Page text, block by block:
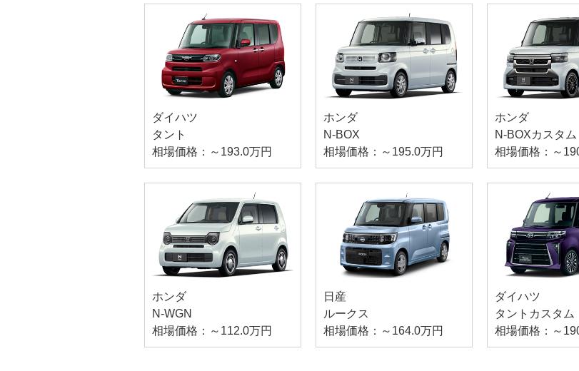
ダイハツ
タント
相場価格：～193.0万円
ホンダ
N-BOX
相場価格：～195.0万円
ホンダ
N-BOXカスタム
相場価格：～
ホンダ
N-WGN
相場価格：～112.0万円
日産
ルークス
相場価格：～164.0万円
ダイハツ
タントカスタム
相場価格：～